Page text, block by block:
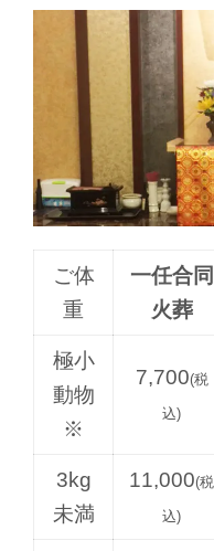
ご体
重
一任合同
火葬
極小
動物
※
7,700(税
込)
3kg
未満
11,000(税
込)